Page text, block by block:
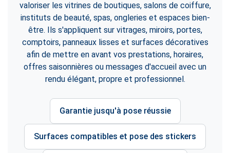
valoriser les vitrines de boutiques, salons de coiffure,
instituts de beauté, spas, ongleries et espaces bien-
être. Ils s'appliquent sur vitrages, miroirs, portes,
comptoirs, panneaux lisses et surfaces décoratives
afin de mettre en avant vos prestations, horaires,
offres saisonnières ou messages d'accueil avec un
rendu élégant, propre et professionnel.
Garantie jusqu'à pose réussie
Surfaces compatibles et pose des stickers